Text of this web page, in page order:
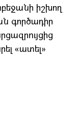
իշխող
գործադիր
«ատել»